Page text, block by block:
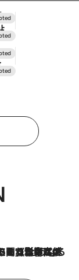
続く？《エネルギー専門家に聞く“どうなる日本の暮らし”》